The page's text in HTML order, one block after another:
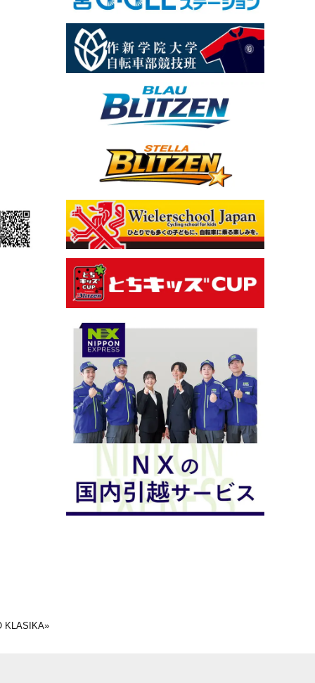
KLASIKA»